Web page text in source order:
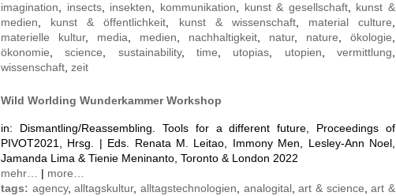
imagination, insects, insekten, kommunikation, kunst & gesellschaft, kunst &
medien, kunst & öffentlichkeit, kunst & wissenschaft, material culture,
materielle kultur, media, medien, nachhaltigkeit, natur, nature, ökologie,
ökonomie,science, sustainability,time, utopias, utopien,vermittlung,
wissenschaft, zeit
Wild Worlding Wunderkammer Workshop
in: Dismantling/Reassembling. Tools for a different future, Proceedings of
PIVOT2021, Hrsg. | Eds. Renata M. Leitao, Immony Men, Lesley-Ann Noel,
Jamanda Lima & Tienie Meninanto, Toronto & London 2022
mehr… | more…
tags: agency,alltagskultur,alltagstechnologien, analogital,art & science,art &